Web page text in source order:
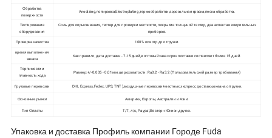
Обработка
поверхности
Anodizing,полировка,Electroplating,термообработки,аэрозольная краска,песка обработка.
Тестирование
оборудования
Соль для опрыскивания, тестер для проверки жесткости, покрытие толщиной тестер, два аспекта измерительных
приборов.
Проверка качества 100% осмотр до отгрузки.
время выполнения
заказа
Как правило, дата доставки - 7-15 дней,в оптовый заказ срок поставки составляет более 15 дней.
Терпимости и
плавность хода
Размер:+/-0.005 - 0,01 мм,шероховатости: Ra0.2 - Ra3.2 (Пользовательский размер требования)
Грузовые перевозки DHL Express,Fedex, UPS, TNT ),воздушные перевозки+местных экспресс доставки,океана отгрузки.
Основные рынки Америки, Европы, Австралии и Азии.
Тип Оплаты T/Т, л/с, Paypal,Вестерн Юнион,других.
Упаковка и доставка Профиль компании Городе Fuda